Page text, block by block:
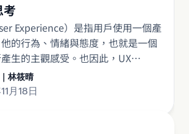
Experience）是指用戶使用一個產
的行為、情緒與態度，也就是一個
生的主觀感受。也因此，UX
知心理學、使用者研究、眼動研究
家介紹的是 5 個
應用到的心理學研究或理論，透過
林筱晴
月18日